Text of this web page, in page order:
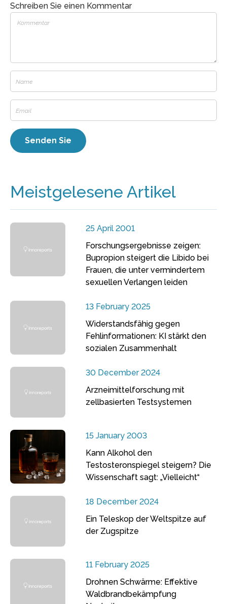
Schreiben Sie einen Kommentar
Meistgelesene Artikel
25 April 2001
Forschungsergebnisse zeigen:
Bupropion steigert die Libido bei
Frauen, die unter vermindertem
sexuellen Verlangen leiden
13 February 2025
Widerstandsfähig gegen
Fehlinformationen: KI stärkt den
sozialen Zusammenhalt
30 December 2024
Arzneimittelforschung mit
zellbasierten Testsystemen
15 January 2003
Kann Alkohol den
Testosteronspiegel steigern? Die
Wissenschaft sagt: „Vielleicht“
18 December 2024
Ein Teleskop der Weltspitze auf
der Zugspitze
11 February 2025
Drohnen Schwärme: Effektive
Waldbrandbekämpfung